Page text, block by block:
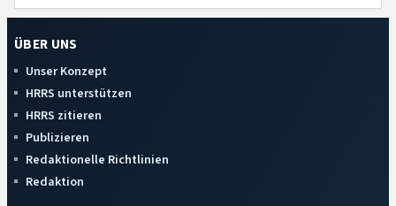
ÜBER UNS
Unser Konzept
HRRS unterstützen
HRRS zitieren
Publizieren
Redaktionelle Richtlinien
Redaktion